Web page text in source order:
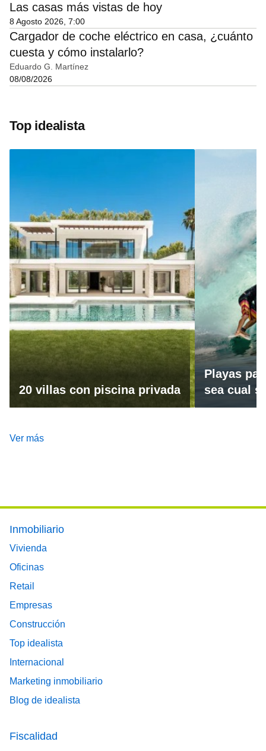
Las casas más vistas de hoy
8 Agosto 2026, 7:00
Cargador de coche eléctrico en casa, ¿cuánto
cuesta y cómo instalarlo?
Eduardo G. Martínez
08/08/2026
Top idealista
20 villas con piscina privada
Playas
sea cual
Ver más
Footer main menu
Inmobiliario
Vivienda
Oficinas
Retail
Empresas
Construcción
Top idealista
Internacional
Marketing inmobiliario
Blog de idealista
Fiscalidad